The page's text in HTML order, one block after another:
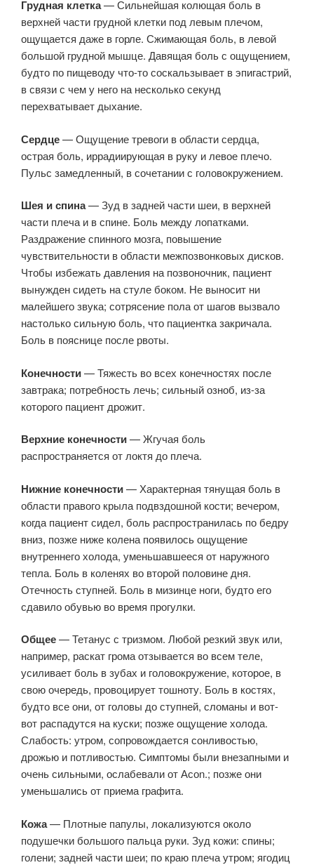
Грудная клетка— Сильнейшая колющая боль в
верхней части грудной клетки под левым плечом,
ощущается даже в горле. Сжимающая боль, в левой
большой грудной мышце. Давящая боль с ощущением,
будто по пищеводу что-то соскальзывает в эпигастрий,
в связи с чем у него на несколько секунд
перехватывает дыхание.
Сердце— Ощущение тревоги в области сердца,
острая боль, иррадиирующая в руку и левое плечо.
Пульс замедленный, в сочетании с головокружением.
Шея и спина— Зуд в задней части шеи, в верхней
части плеча и в спине. Боль между лопатками.
Раздражение спинного мозга, повышение
чувствительности в области межпозвонковых дисков.
Чтобы избежать давления на позвоночник, пациент
вынужден сидеть на стуле боком. Не выносит ни
малейшего звука; сотрясение пола от шагов вызвало
настолько сильную боль, что пациентка закричала.
Боль в пояснице после рвоты.
Конечности— Тяжесть во всех конечностях после
завтрака; потребность лечь; сильный озноб, из-за
которого пациент дрожит.
Верхние конечности— Жгучая боль
распространяется от локтя до плеча.
Нижние конечности— Характерная тянущая боль в
области правого крыла подвздошной кости; вечером,
когда пациент сидел, боль распространилась по бедру
вниз, позже ниже колена появилось ощущение
внутреннего холода, уменьшавшееся от наружного
тепла. Боль в коленях во второй половине дня.
Отечность ступней. Боль в мизинце ноги, будто его
сдавило обувью во время прогулки.
Общее— Тетанус с тризмом. Любой резкий звук или,
например, раскат грома отзывается во всем теле,
усиливает боль в зубах и головокружение, которое, в
свою очередь, провоцирует тошноту. Боль в костях,
будто все они, от головы до ступней, сломаны и вот-
вот распадутся на куски; позже ощущение холода.
Слабость: утром, сопровождается сонливостью,
дрожью и потливостью. Симптомы были внезапными и
очень сильными, ослабевали от Асоn.; позже они
уменьшались от приема графита.
Кожа— Плотные папулы, локализуются около
подушечки большого пальца руки. Зуд кожи: спины;
голени; задней части шеи; по краю плеча утром; ягодиц